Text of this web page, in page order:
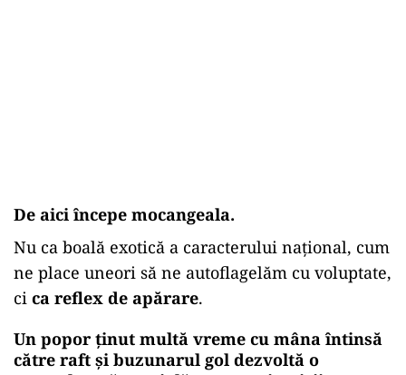
De aici începe mocangeala.
Nu ca boală exotică a caracterului național, cum
ne place uneori să ne autoflagelăm cu voluptate,
ci ca reflex de apărare.
Un popor ținut multă vreme cu mâna întinsă
către raft și buzunarul gol dezvoltă o